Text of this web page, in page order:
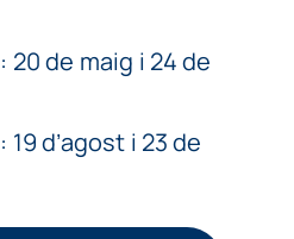
: 20 de maig i 24 de
: 19 d’agost i 23 de